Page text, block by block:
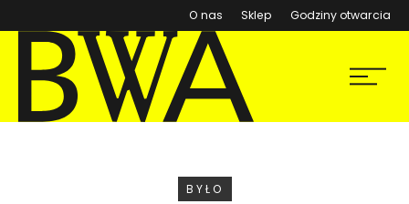
O nas Sklep (otwiera się w nowym
Godziny otwarcia
BWA Wrocław
Galerie Sztuki Współczesnej
Menu
WYDARZENIE
BYŁO